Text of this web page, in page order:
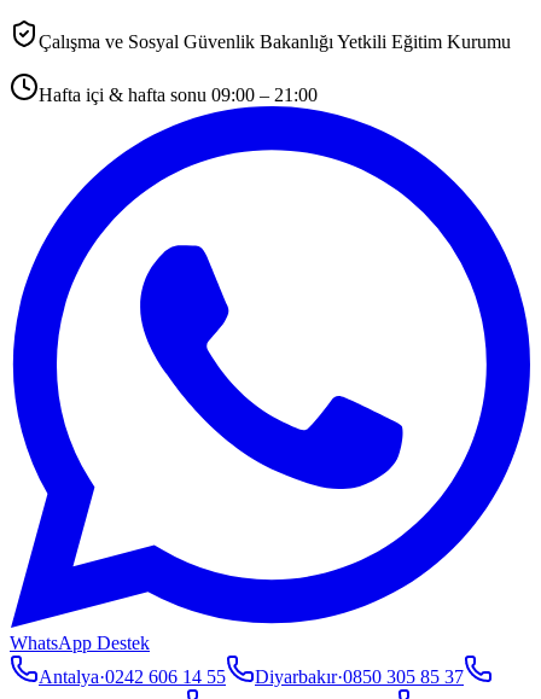
Çalışma ve Sosyal Güvenlik Bakanlığı Yetkili Eğitim Kurumu
Hafta içi & hafta sonu 09:00 – 21:00
WhatsApp Destek
Antalya·0242 606 14 55 Diyarbakır·0850 305 85 37